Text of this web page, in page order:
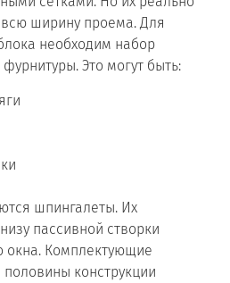
всю ширину проема. Для
необходим набор
Это могут быть:
шпингалеты. Их
пассивной створки
окна. Комплектующие
конструкции